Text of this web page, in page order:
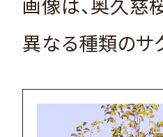
異なる種類のサ